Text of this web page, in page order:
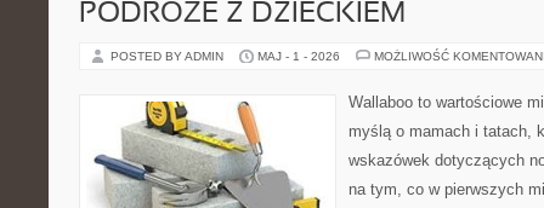
PODRÓŻE Z DZIECKIEM
POSTED BY ADMIN MAJ - 1 - 2026 MOŻLIWOŚĆ
Wallaboo to wartościowe
myślą o mamach i tatach,
wskazówek dotyczących
na tym, co w pierwszych